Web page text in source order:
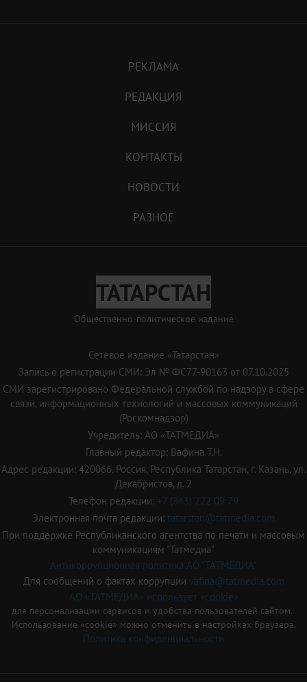
РЕКЛАМА
РЕДАКЦИЯ
МИССИЯ
КОНТАКТЫ
НОВОСТИ
РАЗНОЕ
ТАТАРСТАН
Общественно-политическое издание
Сетевое издание «Татарстан»
Запись о регистрации СМИ: Эл № ФС77-90163 от 07.10.2025
СМИ зарегистрировано Федеральной службой по надзору в сфере
связи, информационных технологий и массовых коммуникаций
(Роскомнадзор)
Учредитель: АО «ТАТМЕДИА»
Главный редактор: Вафина Т.Н.
Адрес редакции: 420066, Россия, Республика Татарстан, г. Казань, ул.
Декабристов, д. 2
Телефон редакции: +7 (843) 222 09 79
Электронная почта редакции: tatarstan@tatmedia.com
При поддержке Республиканского агентства по печати и массовым
коммуникациям "Татмедиа"
Антикоррупционная политика АО "ТАТМЕДИА"
Для сообщений о фактах коррупции vafina@tatmedia.com
АО «ТАТМЕДИА» использует «cookie»
для персонализации сервисов и удобства пользователей сайтом.
Использование «cookie» можно отменить в настройках браузера.
Политика конфиденциальности